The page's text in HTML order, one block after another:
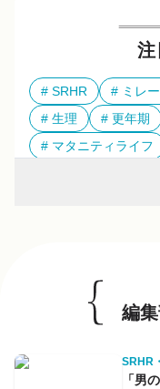
注
SRHR ミレ
生理
更年期
マタニティライフ
編
SRHR
「男